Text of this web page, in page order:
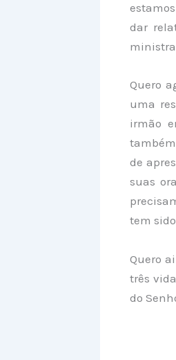
dar
Quero
uma
irmão
de
suas
tem
Quero
três
do